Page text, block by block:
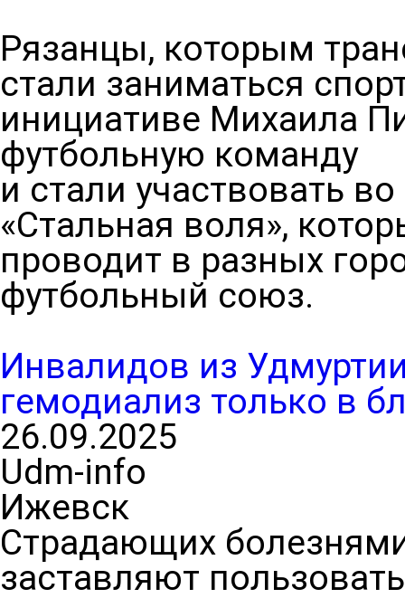
Рязанцы, которым
стали заниматься
инициативе Михаила
футбольную команду
и стали участвовать
«Стальная воля»,
проводит в разных
футбольный союз.
Инвалидов из
гемодиализ только в
26.09.2025
Udm-info
Ижевск
Страдающих
заставляют